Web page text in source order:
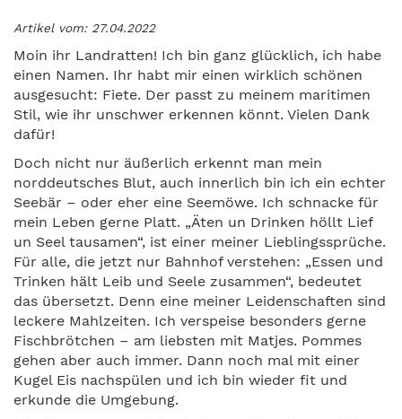
Artikel vom: 27.04.2022
Moin ihr Landratten! Ich bin ganz glücklich, ich habe
einen Namen. Ihr habt mir einen wirklich schönen
ausgesucht: Fiete. Der passt zu meinem maritimen
Stil, wie ihr unschwer erkennen könnt. Vielen Dank
dafür!
Doch nicht nur äußerlich erkennt man mein
norddeutsches Blut, auch innerlich bin ich ein echter
Seebär – oder eher eine Seemöwe. Ich schnacke für
mein Leben gerne Platt. „Äten un Drinken höllt Lief
un Seel tausamen“, ist einer meiner Lieblingssprüche.
Für alle, die jetzt nur Bahnhof verstehen: „Essen und
Trinken hält Leib und Seele zusammen“, bedeutet
das übersetzt. Denn eine meiner Leidenschaften sind
leckere Mahlzeiten. Ich verspeise besonders gerne
Fischbrötchen – am liebsten mit Matjes. Pommes
gehen aber auch immer. Dann noch mal mit einer
Kugel Eis nachspülen und ich bin wieder fit und
erkunde die Umgebung.